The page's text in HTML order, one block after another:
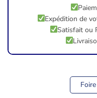
Expédition de
Satisfait ou